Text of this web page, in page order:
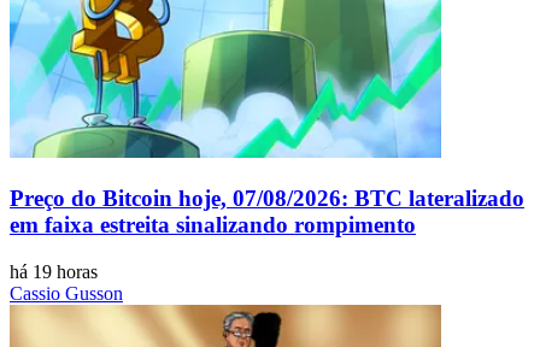
Preço do Bitcoin hoje, 07/08/2026: BTC lateralizado
em faixa estreita sinalizando rompimento
há 19 horas
Cassio Gusson